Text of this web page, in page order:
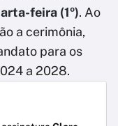
feira (1º). Ao
a cerimônia,
para os
a 2028.